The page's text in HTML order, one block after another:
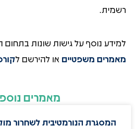
רשמית.
למידע נוסף על גישות שונות
מאמרים משפטיים או להירשם ל
מאמרים
המסגרת הנורמטיבית לשחרור